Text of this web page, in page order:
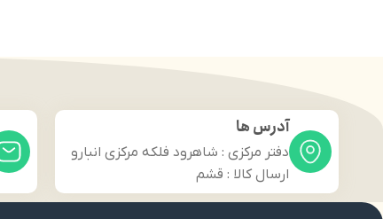
آدرس ها
دفتر مرکزی : شاهرود فلکه مرکزی انبارو
ارسال کالا : قشم